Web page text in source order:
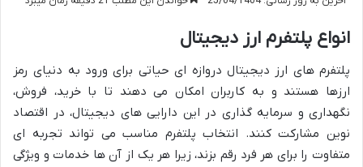
انواع پلتفرم ارز دیجیتال
پلتفرم های ارز دیجیتال دروازه ای حیاتی برای ورود به دنیای رمز
ارزها هستند و به کاربران امکان می دهند تا با خرید، فروش،
نگهداری و سرمایه گذاری در این دارایی های دیجیتال، در اقتصاد
نوین مشارکت کنند. انتخاب پلتفرم مناسب می تواند تجربه ای
متفاوت را برای هر فرد رقم بزند، زیرا هر یک از آن ها خدمات و ویژگی